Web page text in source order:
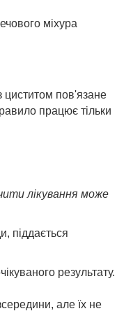
міхура
пов'язане
працює тільки
лікування може
піддається
результату.
але їх не